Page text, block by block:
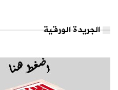
الجريدة الورقية